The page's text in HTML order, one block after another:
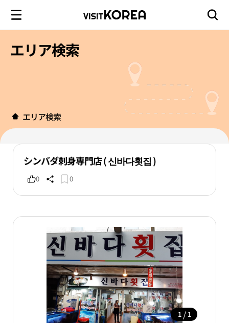
エリア検索
エリア検索
シンバダ刺身専門店 ( 신바다횟집 )
0 0
1 / 1